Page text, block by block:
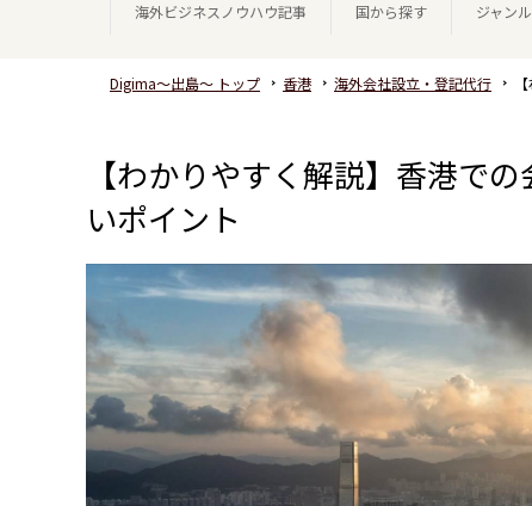
海外ビジネスノウハウ記事 国から探す ジャン
Digima～出島～ トップ 香港 海外会社設立・登記代行
【わかりやすく解説】香港で
いポイント